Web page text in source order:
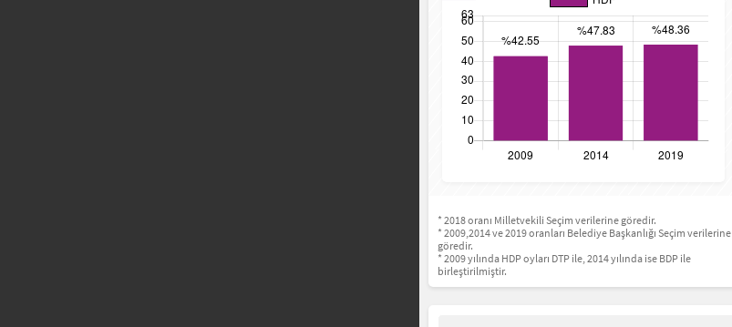
* 2018 oranı Milletvekili Seçim verilerine göredir.
* 2009,2014 ve 2019 oranları Belediye Başkanlığı Seçim verilerine
göredir.
* 2009 yılında HDP oyları DTP ile, 2014 yılında ise BDP ile
birleştirilmiştir.